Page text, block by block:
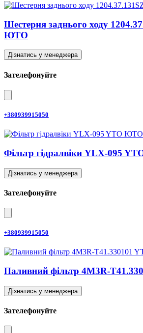
Шестерня заднього ходу
ЮТО
Дізнатись у менеджера
Зателефонуйте
+380939915050
Фільтр гідралвіки YLX-095
Дізнатись у менеджера
Зателефонуйте
+380939915050
Паливний фільтр 4M3R-
Дізнатись у менеджера
Зателефонуйте